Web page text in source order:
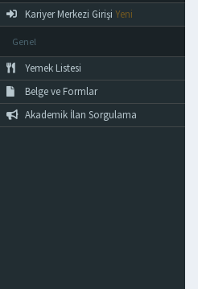
Kariyer Merkezi Girişi Yeni
Genel
Yemek Listesi
Belge ve Formlar
Akademik İlan Sorgulama